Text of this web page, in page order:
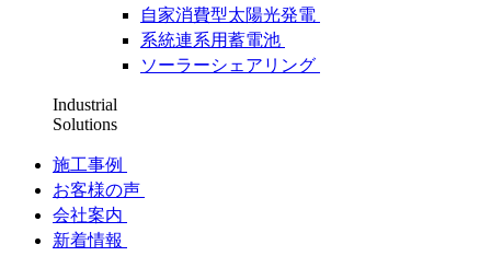
自家消費型太陽光発電
系統連系用蓄電池
ソーラーシェアリング
Industrial
Solutions
施工事例
お客様の声
会社案内
新着情報